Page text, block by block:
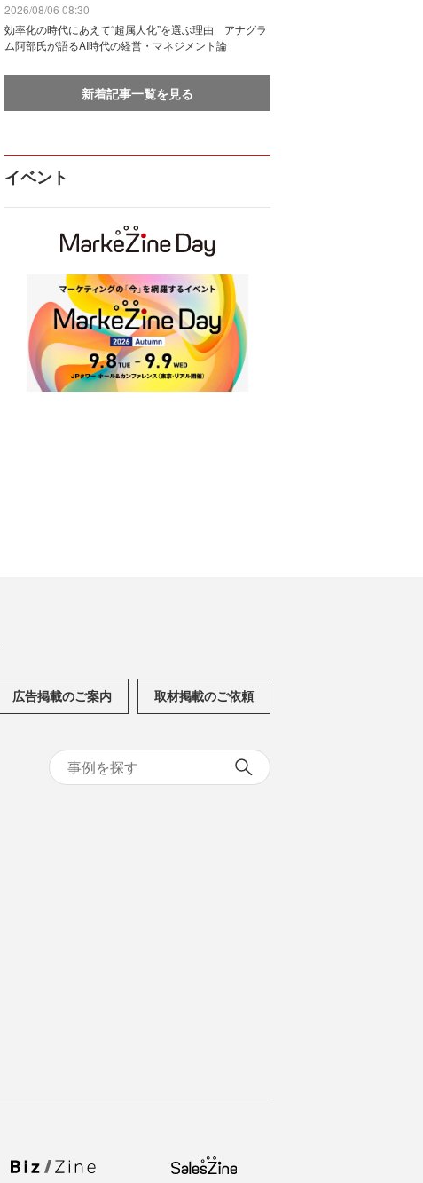
2026/08/06 08:30
効率化の時代にあえて“超属人化”を選ぶ理由 アナグラ
ム阿部氏が語るAI時代の経営・マネジメント論
新着記事一覧を見る
イベント
広告掲載のご案内 取材掲載のご依頼